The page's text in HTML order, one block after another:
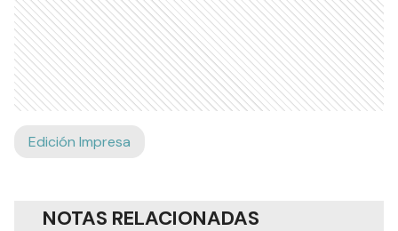
Edición Impresa
NOTAS RELACIONADAS